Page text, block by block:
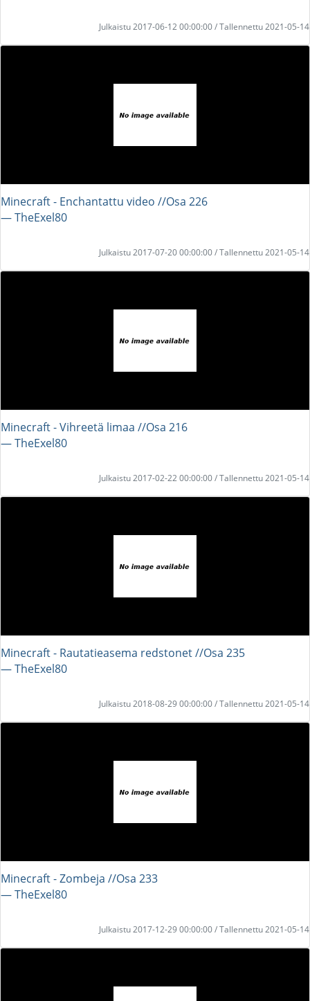
Julkaistu 2017-06-12 00:00:00 / Tallennettu 2021-05-14
Minecraft - Enchantattu video //Osa 226
― TheExel80
Julkaistu 2017-07-20 00:00:00 / Tallennettu 2021-05-14
Minecraft - Vihreetä limaa //Osa 216
― TheExel80
Julkaistu 2017-02-22 00:00:00 / Tallennettu 2021-05-14
Minecraft - Rautatieasema redstonet //Osa 235
― TheExel80
Julkaistu 2018-08-29 00:00:00 / Tallennettu 2021-05-14
Minecraft - Zombeja //Osa 233
― TheExel80
Julkaistu 2017-12-29 00:00:00 / Tallennettu 2021-05-14